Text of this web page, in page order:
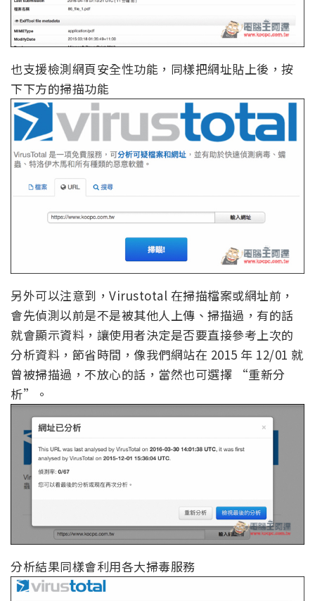
也支援檢測網頁安全性功能，同樣把網址貼上後，按
下下方的掃描功能
另外可以注意到，Virustotal 在掃描檔案或網址前，
會先偵測以前是不是被其他人上傳、掃描過，有的話
就會顯示資料，讓使用者決定是否要直接參考上次的
分析資料，節省時間，像我們網站在 2015 年 12/01 就
曾被掃描過，不放心的話，當然也可選擇 “重新分
析”。
分析結果同樣會利用各大掃毒服務